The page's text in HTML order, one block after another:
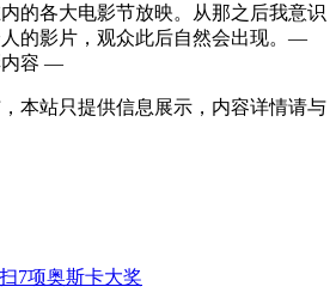
内的各大电影节放映。从那之后我意识
的影片，观众此后自然会出现。—
内容 —
本站只提供信息展示，内容详情请与
7项奥斯卡大奖